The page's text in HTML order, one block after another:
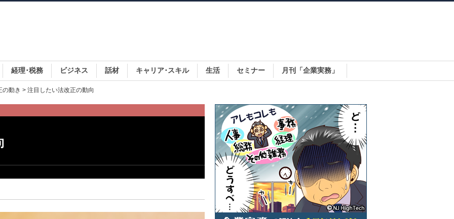
経理･税務 ビジネス 話材 キャリア･スキル 生活 セミナー 月刊「企業実務」
の動き > 注目したい法改正の動向